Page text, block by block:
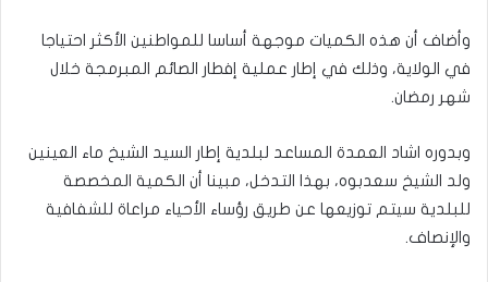
وأضاف أن هذه الكميات موجهة أساسا للمواطنين الأكثر احتياجا
في الولاية، وذلك في إطار عملية إفطار الصائم المبرمجة خلال
شهر رمضان.
وبدوره اشاد العمدة المساعد لبلدية إطار السيد الشيخ ماء العينين
ولد الشيخ سعدبوه، بهذا التدخل، مبينا أن الكمية المخصصة
للبلدية سيتم توزيعها عن طريق رؤساء الأحياء مراعاة للشفافية
والإنصاف.